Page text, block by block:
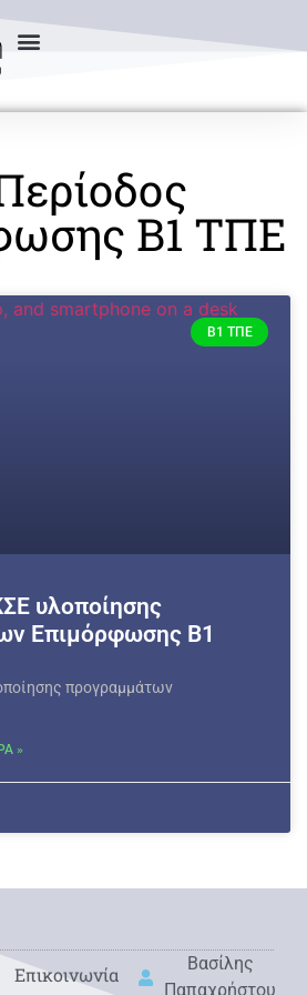
Β1 ΤΠΕ
Β1 ΤΠΕ
υλοποίησης
Επιμόρφωσης Β1
προγραμμάτων
»
Eπικοινωνία
Βασίλης
Παπαχρήστου